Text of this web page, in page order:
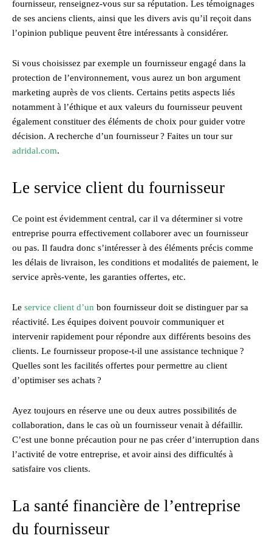
fournisseur, renseignez-vous sur sa réputation. Les témoignages
de ses anciens clients, ainsi que les divers avis qu’il reçoit dans
l’opinion publique peuvent être intéressants à considérer.
Si vous choisissez par exemple un fournisseur engagé dans la
protection de l’environnement, vous aurez un bon argument
marketing auprès de vos clients. Certains petits aspects liés
notamment à l’éthique et aux valeurs du fournisseur peuvent
également constituer des éléments de choix pour guider votre
décision. A recherche d’un fournisseur ? Faites un tour sur
adridal.com.
Le service client du fournisseur
Ce point est évidemment central, car il va déterminer si votre
entreprise pourra effectivement collaborer avec un fournisseur
ou pas. Il faudra donc s’intéresser à des éléments précis comme
les délais de livraison, les conditions et modalités de paiement, le
service après-vente, les garanties offertes, etc.
Le service client d’un bon fournisseur doit se distinguer par sa
réactivité. Les équipes doivent pouvoir communiquer et
intervenir rapidement pour répondre aux différents besoins des
clients. Le fournisseur propose-t-il une assistance technique ?
Quelles sont les facilités offertes pour permettre au client
d’optimiser ses achats ?
Ayez toujours en réserve une ou deux autres possibilités de
collaboration, dans le cas où un fournisseur venait à défaillir.
C’est une bonne précaution pour ne pas créer d’interruption dans
l’activité de votre entreprise, et avoir ainsi des difficultés à
satisfaire vos clients.
La santé financière de l’entreprise
du fournisseur